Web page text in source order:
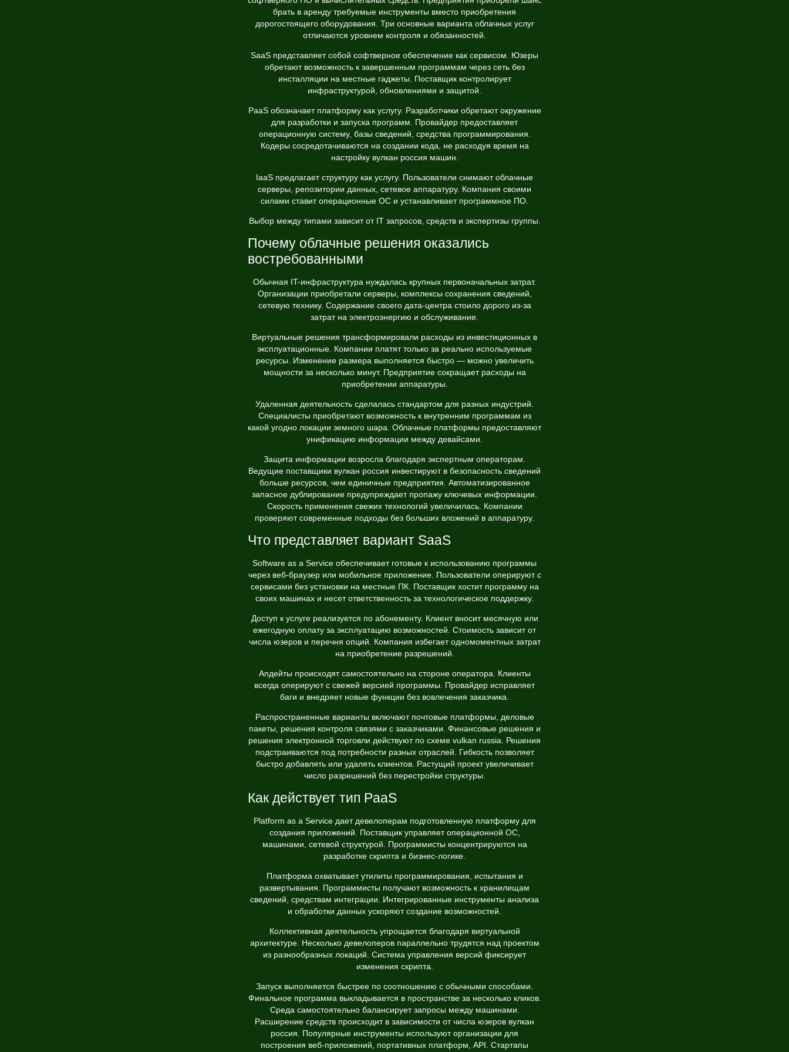
брать в аренду требуемые инструменты вместо приобретения
дорогостоящего оборудования. Три основные варианта облачных услуг
отличаются уровнем контроля и обязанностей.
SaaS представляет собой софтверное обеспечение как сервисом. Юзеры
обретают возможность к завершенным программам через сеть без
инсталляции на местные гаджеты. Поставщик контролирует
инфраструктурой, обновлениями и защитой.
PaaS обозначает платформу как услугу. Разработчики обретают окружение
для разработки и запуска программ. Провайдер предоставляет
операционную систему, базы сведений, средства программирования.
Кодеры сосредотачиваются на создании кода, не расходуя время на
настройку вулкан россия машин.
IaaS предлагает структуру как услугу. Пользователи снимают облачные
серверы, репозитории данных, сетевое аппаратуру. Компания своими
силами ставит операционные ОС и устанавливает программное ПО.
Выбор между типами зависит от IT запросов, средств и экспертизы группы.
Почему облачные решения оказались
востребованными
Обычная IT-инфраструктура нуждалась крупных первоначальных затрат.
Организации приобретали серверы, комплексы сохранения сведений,
сетевую технику. Содержание своего дата-центра стоило дорого из-за
затрат на электроэнергию и обслуживание.
Виртуальные решения трансформировали расходы из инвестиционных в
эксплуатационные. Компании платят только за реально используемые
ресурсы. Изменение размера выполняется быстро — можно увеличить
мощности за несколько минут. Предприятие сокращает расходы на
приобретении аппаратуры.
Удаленная деятельность сделалась стандартом для разных индустрий.
Специалисты приобретают возможность к внутренним программам из
какой угодно локации земного шара. Облачные платформы предоставляют
унификацию информации между девайсами.
Защита информации возросла благодаря экспертным операторам.
Ведущие поставщики вулкан россия инвестируют в безопасность сведений
больше ресурсов, чем единичные предприятия. Автоматизированное
запасное дублирование предупреждает пропажу ключевых информации.
Скорость применения свежих технологий увеличилась. Компании
проверяют современные подходы без больших вложений в аппаратуру.
Что представляет вариант SaaS
Software as a Service обеспечивает готовые к использованию программы
через веб-браузер или мобильное приложение. Пользователи оперируют с
сервисами без установки на местные ПК. Поставщик хостит программу на
своих машинах и несет ответственность за технологическое поддержку.
Доступ к услуге реализуется по абонементу. Клиент вносит месячную или
ежегодную оплату за эксплуатацию возможностей. Стоимость зависит от
числа юзеров и перечня опций. Компания избегает одномоментных затрат
на приобретение разрешений.
Апдейты происходят самостоятельно на стороне оператора. Клиенты
всегда оперируют с свежей версией программы. Провайдер исправляет
баги и внедряет новые функции без вовлечения заказчика.
Распространенные варианты включают почтовые платформы, деловые
пакеты, решения контроля связями с заказчиками. Финансовые решения и
решения электронной торговли действуют по схеме vulkan russia. Решения
подстраиваются под потребности разных отраслей. Гибкость позволяет
быстро добавлять или удалять клиентов. Растущий проект увеличивает
число разрешений без перестройки структуры.
Как действует тип PaaS
Platform as a Service дает девелоперам подготовленную платформу для
создания приложений. Поставщик управляет операционной ОС,
машинами, сетевой структурой. Программисты концентрируются на
разработке скрипта и бизнес-логике.
Платформа охватывает утилиты программирования, испытания и
развертывания. Программисты получают возможность к хранилищам
сведений, средствам интеграции. Интегрированные инструменты анализа
и обработки данных ускоряют создание возможностей.
Коллективная деятельность упрощается благодаря виртуальной
архитектуре. Несколько девелоперов параллельно трудятся над проектом
из разнообразных локаций. Система управления версий фиксирует
изменения скрипта.
Запуск выполняется быстрее по соотношению с обычными способами.
Финальное программа выкладывается в пространстве за несколько кликов.
Среда самостоятельно балансирует запросы между машинами.
Расширение средств происходит в зависимости от числа юзеров вулкан
россия. Популярные инструменты используют организации для
построения веб-приложений, портативных платформ, API. Стартапы